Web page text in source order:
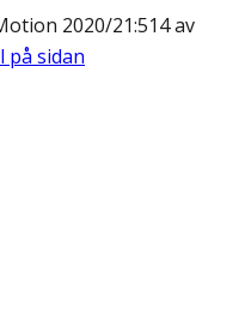
2020/21:514 av
på sidan